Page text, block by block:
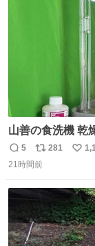
山善の食洗機 乾
でコレクション
に開き天井の温
返
信
5
リ
ポ
数
281
い
数
21時間前